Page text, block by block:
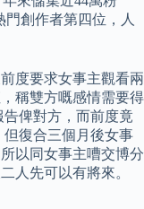
門創作者第四位，人
度要求女事主觀看兩
稱雙方嘅感情需要得
俾對方，而前度竟
復合三個月後女事
以同女事主嘈交博分
人先可以有將來。